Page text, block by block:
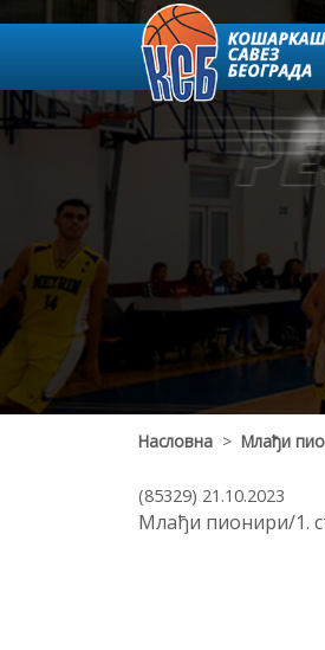
Насловна > Млађи
(85329) 21.10.2023
Млађи пионири/1.